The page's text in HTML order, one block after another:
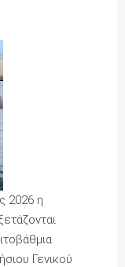
2026 η
Γενικού